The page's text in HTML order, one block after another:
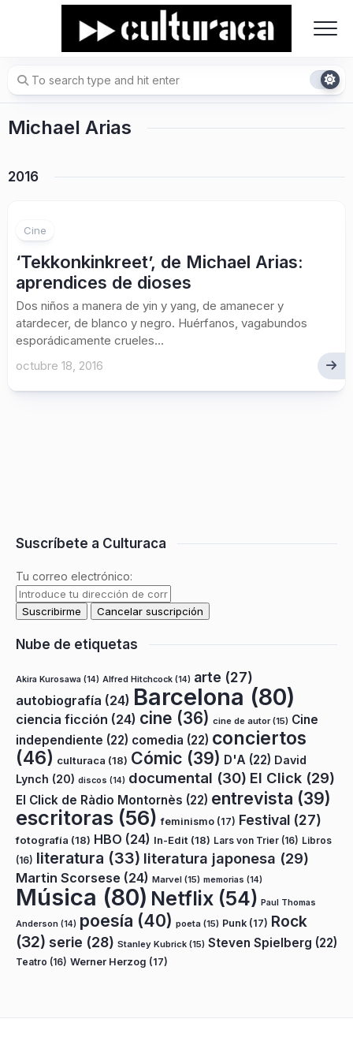
Michael Arias
2016
Cine
‘Tekkonkinkreet’, de Michael Arias:
aprendices de dioses
Dos niños a manera de yin y yang, de amanecer y
atardecer, de blanco y negro. Huérfanos, vagabundos
esporádicamente crueles...
octubre 18, 2016
Suscríbete a Culturaca
Tu correo electrónico:
Nube de etiquetas
Akira Kurosawa (14) Alfred Hitchcock (14) arte (27)
autobiografía (24) Barcelona (80)
ciencia ficción (24) cine (36) cine de autor(15) Cine
independiente (22) comedia (22) conciertos
(46) culturaca (18) Cómic (39) D'A (22) David
Lynch (20) discos (14) documental (30) El Click (29)
El Click de Ràdio Montornès (22) entrevista (39)
escritoras (56) feminismo (17) Festival (27)
fotografía (18) HBO (24) In-Edit (18) Lars von Trier (16) Libros
(16) literatura (33) literatura japonesa (29)
Martin Scorsese (24) Marvel (15) memorias (14)
Música (80) Netflix (54) Paul Thomas
Anderson (14) poesía (40) poeta (15) Punk (17) Rock
(32) serie (28) Stanley Kubrick (15) Steven Spielberg (22)
Teatro (16) Werner Herzog (17)